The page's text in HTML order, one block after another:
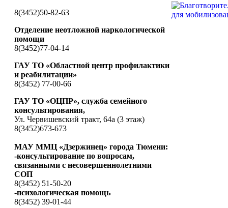
8(3452)50-82-63
Отделение неотложной наркологической
помощи
8(3452)77-04-14
ГАУ ТО «Областной центр профилактики
и реабилитации»
8(3452) 77-00-66
ГАУ ТО «ОЦПР», служба семейного
консультирования,
Ул. Червишевский тракт, 64а (3 этаж)
8(3452)673-673
МАУ ММЦ «Дзержинец» города Тюмени:
-консультирование по вопросам,
связанными с несовершеннолетними
СОП
8(3452) 51-50-20
-психологическая помощь
8(3452) 39-01-44